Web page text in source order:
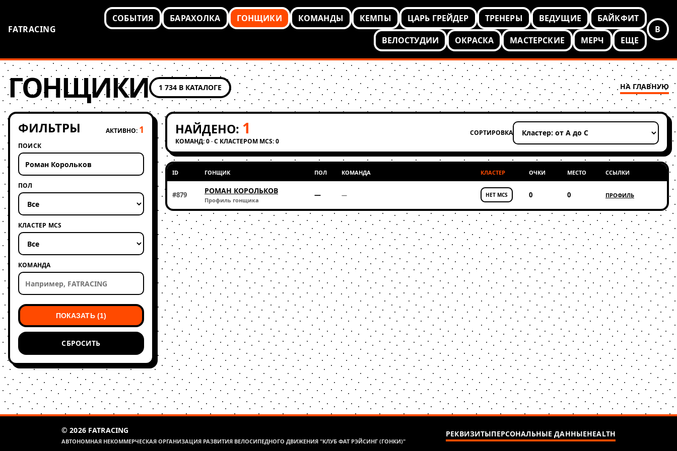
FATRACING
СОБЫТИЯ БАРАХОЛКА ГОНЩИКИ КОМАНДЫ КЕМПЫ ЦАРЬ ГРЕЙДЕР ТРЕНЕРЫ ВЕДУЩИЕ
БАЙКФИТ
ВЕЛОСТУДИИ
ОКРАСКА МАСТЕРСКИЕ МЕРЧ ЕЩЕ
В
ГОНЩИКИ 1 734 В КАТАЛОГЕ НА ГЛАВНУЮ
ФИЛЬТРЫ АКТИВНО: 1
ПОИСК
ПОЛ
КЛАСТЕР MCS
КОМАНДА
ПОКАЗАТЬ (1)
СБРОСИТЬ
НАЙДЕНО: 1
КОМАНД: 0 · С КЛАСТЕРОМ MCS: 0
СОРТИРОВКА
Применить сортировку
ID ГОНЩИК ПОЛ КОМАНДА КЛАСТЕР ОЧКИ МЕСТО ССЫЛКИ
#879 РОМАН КОРОЛЬКОВ
Профиль гонщика
— — НЕТ MCS 0 0 ПРОФИЛЬ
© 2026 FATRACING
АВТОНОМНАЯ НЕКОММЕРЧЕСКАЯ ОРГАНИЗАЦИЯ РАЗВИТИЯ ВЕЛОСИПЕДНОГО ДВИЖЕНИЯ "КЛУБ ФАТ РЭЙСИНГ (ГОНКИ)"
РЕКВИЗИТЫПЕРСОНАЛЬНЫЕ ДАННЫЕHEALTH